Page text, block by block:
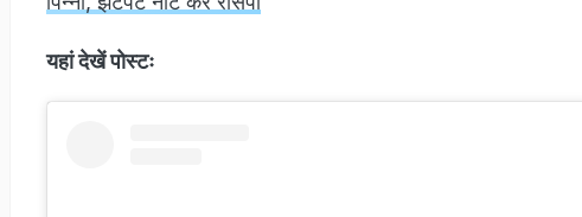
यहां देखें पोस्टः